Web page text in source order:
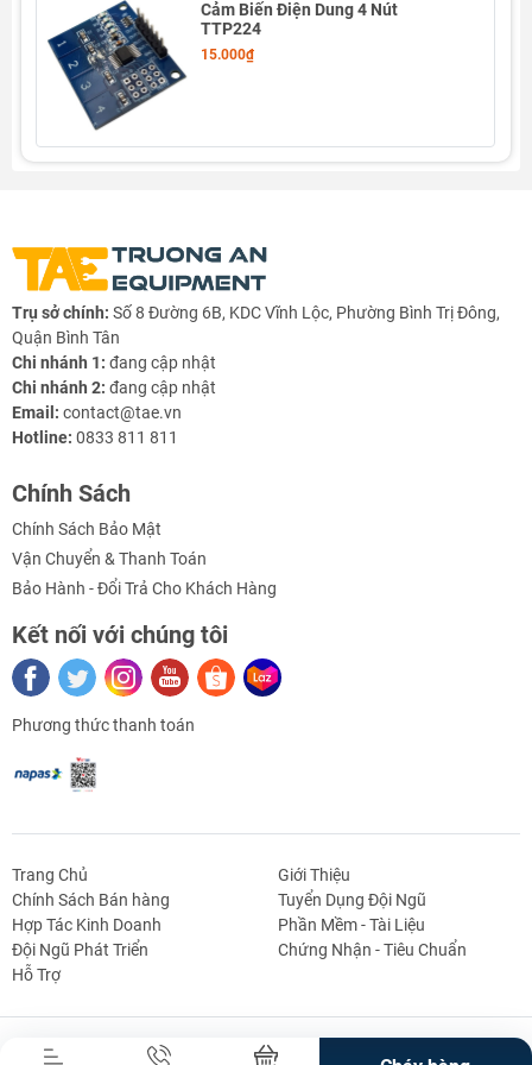
Định
Tải
Linh Kiện Siết -
Nối
Dụng Cụ Cầm
Tay
Máy Công Cụ
Has two kinds of serial output interface, both can use for 8
and 16 direct input keys mode
C-bus slave interface, they are selected by option
8 separate outputs can select output driving types by option
Provides two kinds of sampling rate that slow sampling rate
8Hzand fast sampling rate 64Hz at sleep mode
Have the maximum key-on time about 60sec by pin option
 Sensitivity can adjust by the capacitance(1~50pF) outside
After power-on have about 0.5sec stable-time,
time do not touch the key pad, and all functions are disabled
calibration period is about 4.0sec, when all keys are not
activated for fixed time
APPLICATION
Button key replacement
Cảm Biến Điện Dung 4 Nút
TTP224
15.000₫
Trụ sở chính: Số 8 Đường 6B, KDC Vĩnh Lộc, Phường Bình Trị Đông,
Quận Bình Tân
Chi nhánh 1: đang cập nhật
Chi nhánh 2: đang cập nhật
Email: contact@tae.vn
Hotline: 0833 811 811
Chính Sách
Chính Sách Bảo Mật
Vận Chuyển & Thanh Toán
Bảo Hành - Đổi Trả Cho Khách Hàng
Kết nối với chúng tôi
Phương thức thanh toán
Trang Chủ
Giới Thiệu
Chính Sách Bán hàng
Tuyển Dụng Đội Ngũ
Hợp Tác Kinh Doanh
Phần Mềm - Tài Liệu
Đội Ngũ Phát Triển
Chứng Nhận - Tiêu Chuẩn
Hỗ Trợ
Bản Quyền Thuộc Về Truong An Mechatronics.